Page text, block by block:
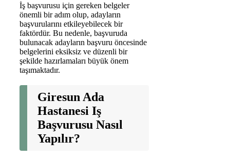
İş başvurusu için gereken belgeler
önemli bir adım olup, adayların
başvurularını etkileyebilecek bir
faktördür. Bu nedenle, başvuruda
bulunacak adayların başvuru öncesinde
belgelerini eksiksiz ve düzenli bir
şekilde hazırlamaları büyük önem
taşımaktadır.
Giresun Ada
Hastanesi Iş
Başvurusu Nasıl
Yapılır?